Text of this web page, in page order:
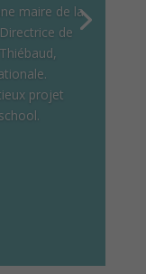
maire de la
de
projet